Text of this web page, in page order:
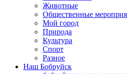
Животные
Общественные
Мой город
Природа
Культура
Спорт
Разное
Наш Бобруйск